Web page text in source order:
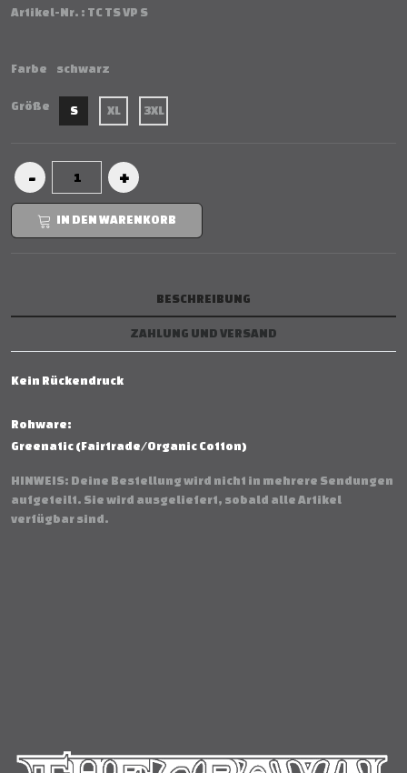
Artikel-Nr. : TC TS VP S
Farbe schwarz
Größe S XL 3XL
IN DEN WARENKORB
BESCHREIBUNG
ZAHLUNG UND VERSAND
Kein Rückendruck
Rohware:
Greenatic (Fairtrade/Organic Cotton)
HINWEIS: Deine Bestellung wird nicht in mehrere Sendungen
aufgeteilt. Sie wird ausgeliefert, sobald alle Artikel
verfügbar sind.